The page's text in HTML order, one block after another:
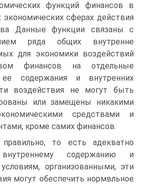
функций финансов в
экономических сферах действия
Данные функции связаны с
ряда общих внутренне
для экономики воздействий
финансов на отдельные
содержания и внутренних
воздействия не могут быть
или замещены никакими
средствами и
кроме самих финансов.
правильно, то есть адекватно
содержанию и
организованными, эти
могут обеспечить нормвльное